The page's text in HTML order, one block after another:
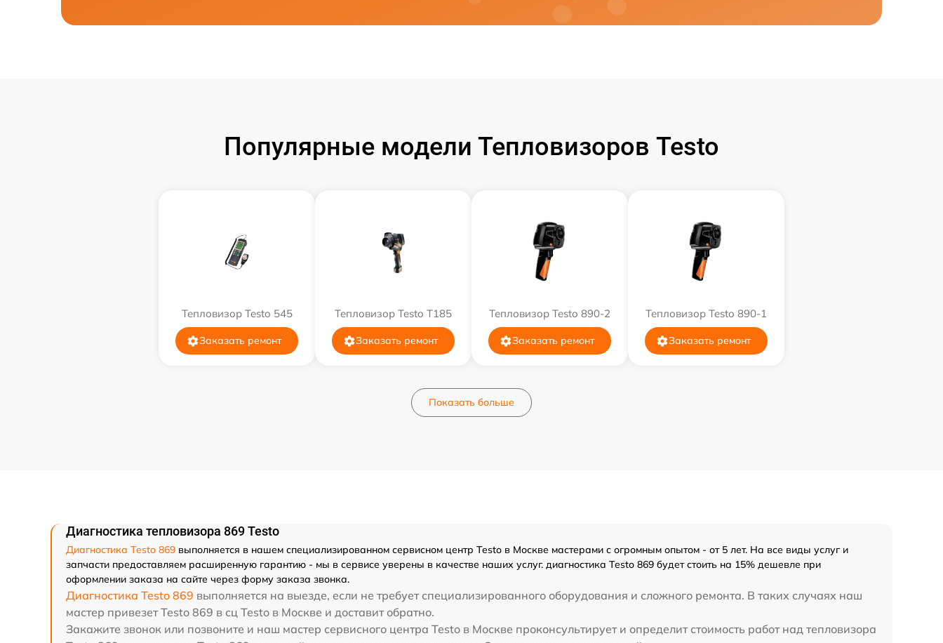
Популярные модели Тепловизоров Testo
Тепловизор Testo 545
Заказать ремонт
Тепловизор Testo T185
Заказать ремонт
Тепловизор Testo 890-2
Заказать ремонт
Тепловизор Testo 890-1
Заказать ремонт
Показать больше
Диагностика тепловизора 869 Testo
Диагностика Testo 869 выполняется в нашем специализированном сервисном центр Testo в Москве мастерами с огромным опытом - от 5 лет. На все виды услуг и
запчасти предоставляем расширенную гарантию - мы в сервисе уверены в качестве наших услуг. диагностика Testo 869 будет стоить на 15% дешевле при
оформлении заказа на сайте через форму заказа звонка.
Диагностика Testo 869 выполняется на выезде, если не требует специализированного оборудования и сложного ремонта. В таких случаях наш
мастер привезет Testo 869 в сц Testo в Москве и доставит обратно.
Закажите звонок или позвоните и наш мастер сервисного центра Testo в Москве проконсультирует и определит стоимость работ над тепловизора